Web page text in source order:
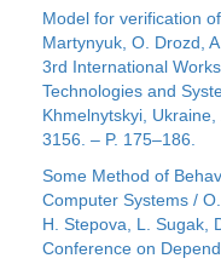
Model for verification
Martynyuk, O. Drozd,
3rd International
Technologies and
Khmelnytskyi,
3156. – P. 175–186.
Some Method of
Computer Systems /
H. Stepova, L. Sugak,
Conference on